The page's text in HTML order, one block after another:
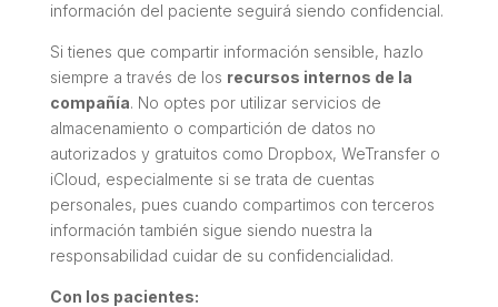
información del paciente seguirá siendo confidencial.
Si tienes que compartir información sensible, hazlo
siempre a través de los recursos internos de la
compañía. No optes por utilizar servicios de
almacenamiento o compartición de datos no
autorizados y gratuitos como Dropbox, WeTransfer o
iCloud, especialmente si se trata de cuentas
personales, pues cuando compartimos con terceros
información también sigue siendo nuestra la
responsabilidad cuidar de su confidencialidad.
Con los pacientes: